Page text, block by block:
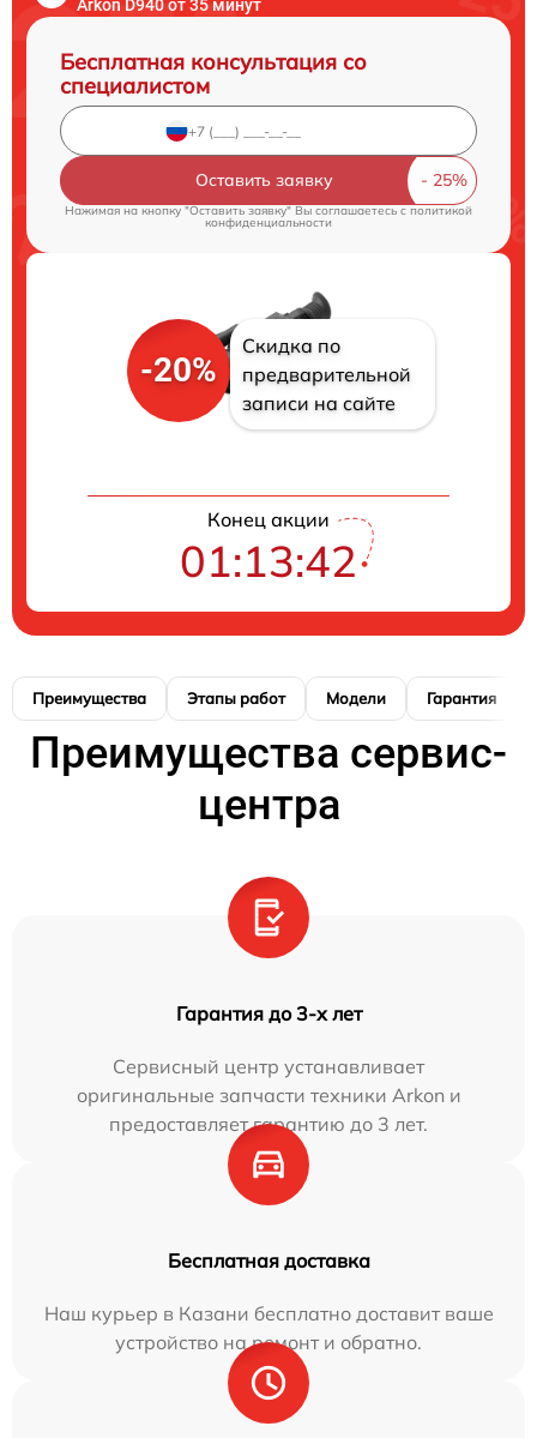
Arkon D940 от 35 минут
Бесплатная консультация со
специалистом
Оставить заявку
Нажимая на кнопку "Оставить заявку" Вы соглашаетесь c политикой
конфиденциальности
-20%
Скидка по
предварительной
записи на сайте
Конец акции
01:13:41
Преимущества Этапы работ Модели Гарантия
Преимущества сервис-
центра
Гарантия до 3-х лет
Сервисный центр устанавливает
оригинальные запчасти техники Arkon и
предоставляет гарантию до 3 лет.
Бесплатная доставка
Наш курьер в Казани бесплатно доставит ваше
устройство на ремонт и обратно.